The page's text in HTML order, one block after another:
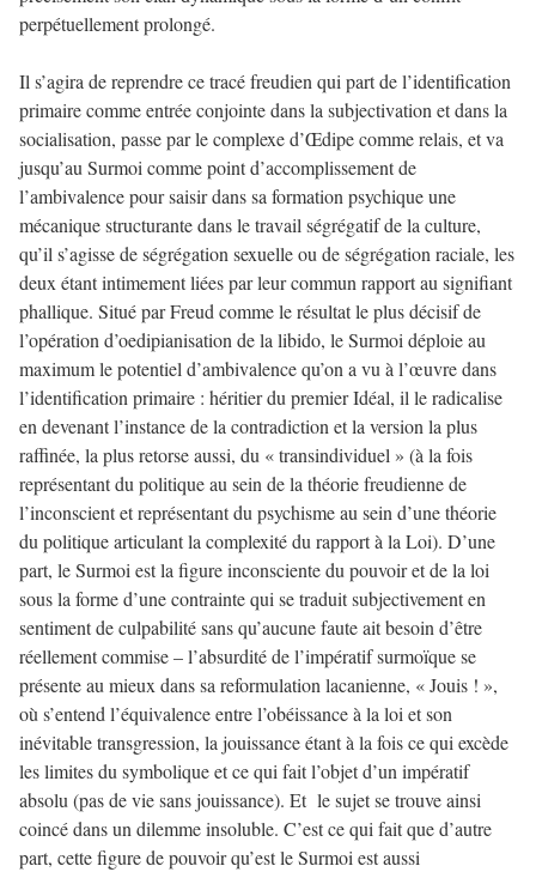
perpétuellement prolongé.
Il s’agira de reprendre ce tracé freudien qui part de l’identification
primaire comme entrée conjointe dans la subjectivation et dans la
socialisation, passe par le complexe d’Œdipe comme relais, et va
jusqu’au Surmoi comme point d’accomplissement de
l’ambivalence pour saisir dans sa formation psychique une
mécanique structurante dans le travail ségrégatif de la culture,
qu’il s’agisse de ségrégation sexuelle ou de ségrégation raciale, les
deux étant intimement liées par leur commun rapport au signifiant
phallique. Situé par Freud comme le résultat le plus décisif de
l’opération d’oedipianisation de la libido, le Surmoi déploie au
maximum le potentiel d’ambivalence qu’on a vu à l’œuvre dans
l’identification primaire : héritier du premier Idéal, il le radicalise
en devenant l’instance de la contradiction et la version la plus
raffinée, la plus retorse aussi, du « transindividuel » (à la fois
représentant du politique au sein de la théorie freudienne de
l’inconscient et représentant du psychisme au sein d’une théorie
du politique articulant la complexité du rapport à la Loi). D’une
part, le Surmoi est la figure inconsciente du pouvoir et de la loi
sous la forme d’une contrainte qui se traduit subjectivement en
sentiment de culpabilité sans qu’aucune faute ait besoin d’être
réellement commise – l’absurdité de l’impératif surmoïque se
présente au mieux dans sa reformulation lacanienne, « Jouis ! »,
où s’entend l’équivalence entre l’obéissance à la loi et son
inévitable transgression, la jouissance étant à la fois ce qui excède
les limites du symbolique et ce qui fait l’objet d’un impératif
absolu (pas de vie sans jouissance). Et le sujet se trouve ainsi
coincé dans un dilemme insoluble. C’est ce qui fait que d’autre
part, cette figure de pouvoir qu’est le Surmoi est aussi